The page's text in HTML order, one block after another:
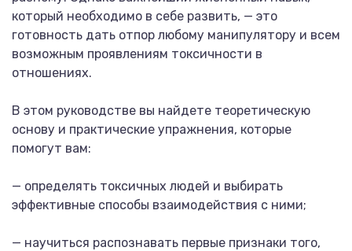
который необходимо в себе развить, — это
готовность дать отпор любому манипулятору и всем
возможным проявлениям токсичности в
отношениях.
В этом руководстве вы найдете теоретическую
основу и практические упражнения, которые
помогут вам:
— определять токсичных людей и выбирать
эффективные способы взаимодействия с ними;
— научиться распознавать первые признаки того,